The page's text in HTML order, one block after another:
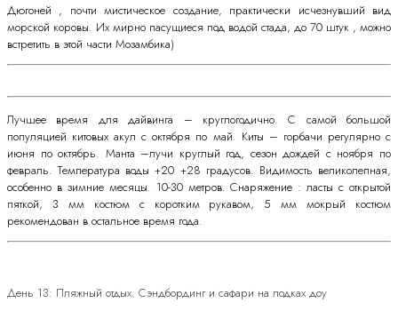
Дюгоней , почти мистическое создание, практически исчезнувший вид
морской коровы. Их мирно пасущиеся под водой стада, до 70 штук , можно
встретить в этой части Мозамбика)
Лучшее время для дайвинга – круглогодично. С самой большой
популяцией китовых акул с октября по май. Киты – горбачи регулярно с
июня по октябрь. Манта –лучи круглый год, сезон дождей с ноября по
февраль. Температура воды +20 +28 градусов. Видимость великолепная,
особенно в зимние месяцы. 10-30 метров. Снаряжение : ласты с открытой
пяткой, 3 мм костюм с коротким рукавом, 5 мм мокрый костюм
рекомендован в остальное время года.
День 13: Пляжный отдых. Сэндбординг и сафари на лодках доу